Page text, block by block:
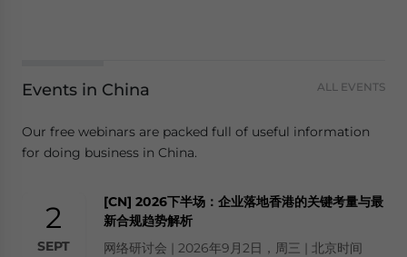
Events in China ALL EVENTS
Our free webinars are packed full of useful information
for doing business in China.
2
SEPT
[CN] 2026下半场：企业落地香港的关键考量与最
新合规趋势解析
网络研讨会 | 2026年9月2日，周三 | 北京时间